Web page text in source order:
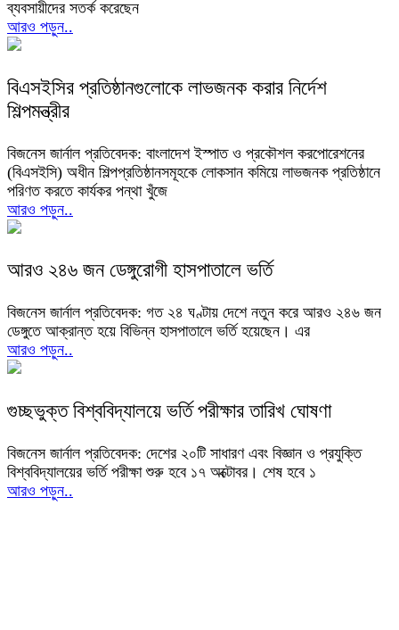
ব্যবসায়ীদের সতর্ক করেছেন
আরও পড়ুন..
বিএসইসির প্রতিষ্ঠানগুলোকে লাভজনক করার নির্দেশ
শিল্পমন্ত্রীর
বিজনেস জার্নাল প্রতিবেদক: বাংলাদেশ ইস্পাত ও প্রকৌশল করপোরেশনের
(বিএসইসি) অধীন শিল্পপ্রতিষ্ঠানসমূহকে লোকসান কমিয়ে লাভজনক প্রতিষ্ঠানে
পরিণত করতে কার্যকর পন্থা খুঁজে
আরও পড়ুন..
আরও ২৪৬ জন ডেঙ্গুরোগী হাসপাতালে ভর্তি
বিজনেস জার্নাল প্রতিবেদক: গত ২৪ ঘণ্টায় দেশে নতুন করে আরও ২৪৬ জন
ডেঙ্গুতে আক্রান্ত হয়ে বিভিন্ন হাসপাতালে ভর্তি হয়েছেন। এর
আরও পড়ুন..
গুচ্ছভুক্ত বিশ্ববিদ্যালয়ে ভর্তি পরীক্ষার তারিখ ঘোষণা
বিজনেস জার্নাল প্রতিবেদক: দেশের ২০টি সাধারণ এবং বিজ্ঞান ও প্রযুক্তি
বিশ্ববিদ্যালয়ের ভর্তি পরীক্ষা শুরু হবে ১৭ অক্টোবর। শেষ হবে ১
আরও পড়ুন..